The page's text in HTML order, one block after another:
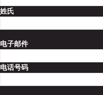
姓氏
电子邮件
电话号码